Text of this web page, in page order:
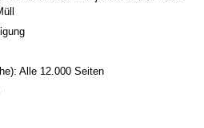
Alle 12.000 Seiten